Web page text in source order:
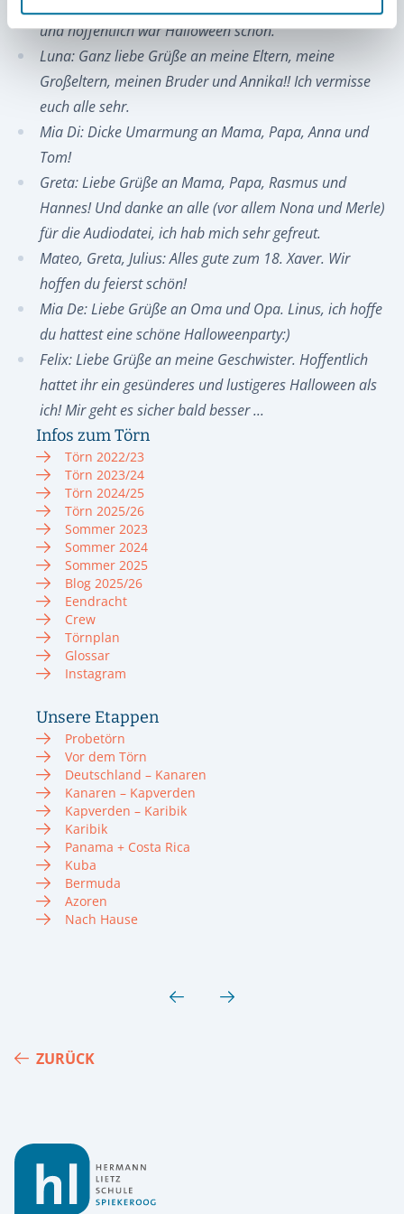
und hoffentlich war Halloween schön.
Luna: Ganz liebe Grüße an meine Eltern, meine
Großeltern, meinen Bruder und Annika!! Ich vermisse
euch alle sehr.
Mia Di: Dicke Umarmung an Mama, Papa, Anna und
Tom!
Greta: Liebe Grüße an Mama, Papa, Rasmus und
Hannes! Und danke an alle (vor allem Nona und Merle)
für die Audiodatei, ich hab mich sehr gefreut.
Mateo, Greta, Julius: Alles gute zum 18. Xaver. Wir
hoffen du feierst schön!
Mia De: Liebe Grüße an Oma und Opa. Linus, ich hoffe
du hattest eine schöne Halloweenparty:)
Felix: Liebe Grüße an meine Geschwister. Hoffentlich
hattet ihr ein gesünderes und lustigeres Halloween als
ich! Mir geht es sicher bald besser ...
Infos zum Törn
Törn 2022/23
Törn 2023/24
Törn 2024/25
Törn 2025/26
Sommer 2023
Sommer 2024
Sommer 2025
Blog 2025/26
Eendracht
Crew
Törnplan
Glossar
Instagram
Unsere Etappen
Probetörn
Vor dem Törn
Deutschland – Kanaren
Kanaren – Kapverden
Kapverden – Karibik
Karibik
Panama + Costa Rica
Kuba
Bermuda
Azoren
Nach Hause
ZURÜCK